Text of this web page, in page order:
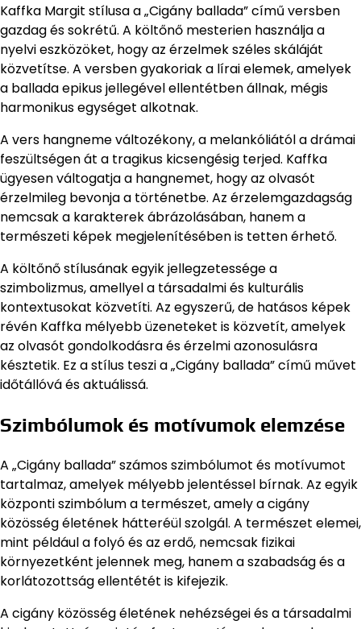
Kaffka Margit stílusa a „Cigány ballada” című versben
gazdag és sokrétű. A költőnő mesterien használja a
nyelvi eszközöket, hogy az érzelmek széles skáláját
közvetítse. A versben gyakoriak a lírai elemek, amelyek
a ballada epikus jellegével ellentétben állnak, mégis
harmonikus egységet alkotnak.
A vers hangneme változékony, a melankóliától a drámai
feszültségen át a tragikus kicsengésig terjed. Kaffka
ügyesen váltogatja a hangnemet, hogy az olvasót
érzelmileg bevonja a történetbe. Az érzelemgazdagság
nemcsak a karakterek ábrázolásában, hanem a
természeti képek megjelenítésében is tetten érhető.
A költőnő stílusának egyik jellegzetessége a
szimbolizmus, amellyel a társadalmi és kulturális
kontextusokat közvetíti. Az egyszerű, de hatásos képek
révén Kaffka mélyebb üzeneteket is közvetít, amelyek
az olvasót gondolkodásra és érzelmi azonosulásra
késztetik. Ez a stílus teszi a „Cigány ballada” című művet
időtállóvá és aktuálissá.
Szimbólumok és motívumok elemzése
A „Cigány ballada” számos szimbólumot és motívumot
tartalmaz, amelyek mélyebb jelentéssel bírnak. Az egyik
központi szimbólum a természet, amely a cigány
közösség életének hátteréül szolgál. A természet elemei,
mint például a folyó és az erdő, nemcsak fizikai
környezetként jelennek meg, hanem a szabadság és a
korlátozottság ellentétét is kifejezik.
A cigány közösség életének nehézségei és a társadalmi